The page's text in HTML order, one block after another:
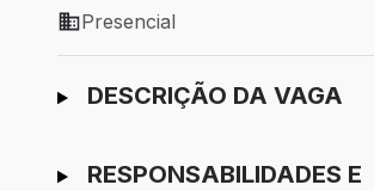
Modelo de trabalho: Presencial
Presencial
Ir para candidatura
DESCRIÇÃO DA VAGA
RESPONSABILIDADES E